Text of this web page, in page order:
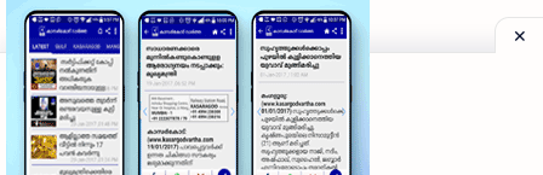
©2026‧My Kasaragod Vartha | LATEST KASARAGOD